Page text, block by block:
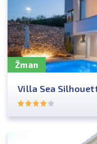
Žman
Villa Sea